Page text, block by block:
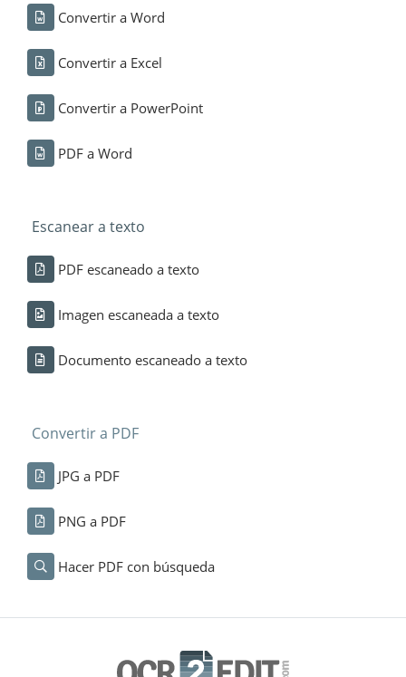
Convertir a Word
Convertir a Excel
Convertir a PowerPoint
PDF a Word
Escanear a texto
PDF escaneado a texto
Imagen escaneada a texto
Documento escaneado a texto
Convertir a PDF
JPG a PDF
PNG a PDF
Hacer PDF con búsqueda